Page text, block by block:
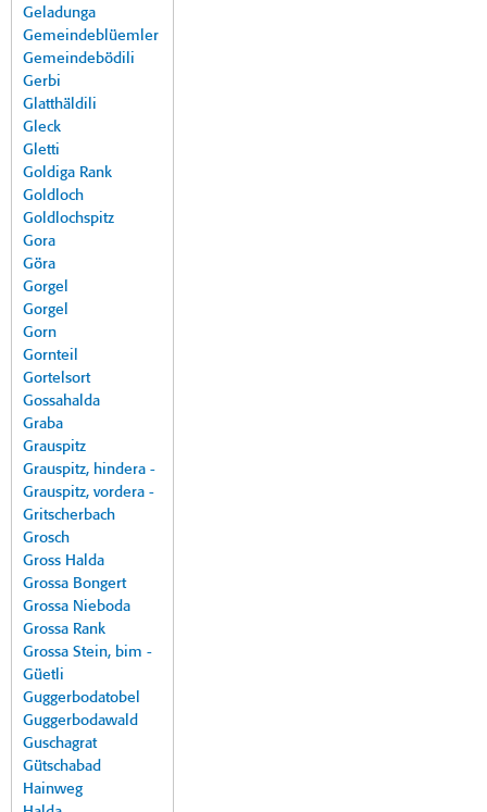
Geladunga
Gemeindeblüemler
Gemeindebödili
Gerbi
Glatthäldili
Gleck
Gletti
Goldiga Rank
Goldloch
Goldlochspitz
Gora
Göra
Gorgel
Gorgel
Gorn
Gornteil
Gortelsort
Gossahalda
Graba
Grauspitz
Grauspitz, hindera -
Grauspitz, vordera -
Gritscherbach
Grosch
Gross Halda
Grossa Bongert
Grossa Nieboda
Grossa Rank
Grossa Stein, bim -
Güetli
Guggerbodatobel
Guggerbodawald
Guschagrat
Gütschabad
Hainweg